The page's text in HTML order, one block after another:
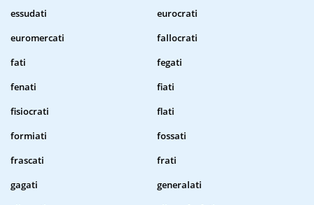
essudati
eurocrati
euromercati
fallocrati
fati
fegati
fenati
fiati
fisiocrati
flati
formiati
fossati
frascati
frati
gagati
generalati